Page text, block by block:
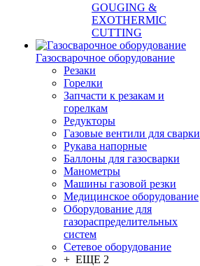
GOUGING &
EXOTHERMIC
CUTTING
Газосварочное оборудование
Резаки
Горелки
Запчасти к резакам и
горелкам
Редукторы
Газовые вентили для сварки
Рукава напорные
Баллоны для газосварки
Манометры
Машины газовой резки
Медицинское оборудование
Оборудование для
газораспределительных
систем
Сетевое оборудование
+ ЕЩЕ 2